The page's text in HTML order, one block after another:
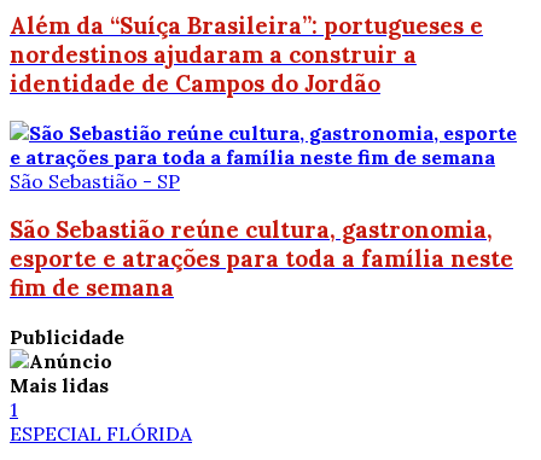
Além da “Suíça Brasileira”: portugueses e
nordestinos ajudaram a construir a
identidade de Campos do Jordão
São Sebastião - SP
São Sebastião reúne cultura, gastronomia,
esporte e atrações para toda a família neste
fim de semana
Publicidade
Mais lidas
1
ESPECIAL FLÓRIDA